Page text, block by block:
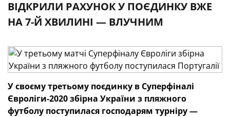
ВІДКРИЛИ РАХУНОК У ПОЄДИНКУ ВЖЕ
НА 7-Й ХВИЛИНІ — ВЛУЧНИМ
У своєму третьому поєдинку в Суперфіналі
Євроліги-2020 збірна України з пляжного
футболу поступилася господарям турніру —